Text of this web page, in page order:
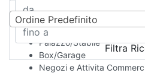
Camera d'Albergo
Multiproprietà
Palazzo/Stabile
Box/Garage
Negozi e Attivita
Ordine Predefinito
Filtra